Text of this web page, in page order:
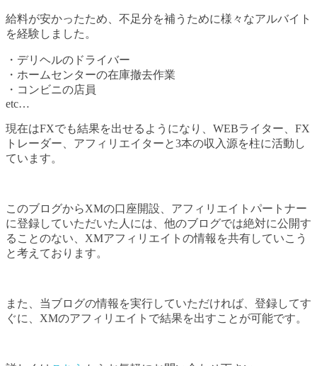
給料が安かったため、不足分を補うために様々なアルバイト
を経験しました。
・デリヘルのドライバー
・ホームセンターの在庫撤去作業
・コンビニの店員
etc…
現在はFXでも結果を出せるようになり、WEBライター、FX
トレーダー、アフィリエイターと3本の収入源を柱に活動し
ています。
このブログからXMの口座開設、アフィリエイトパートナー
に登録していただいた人には、他のブログでは絶対に公開す
ることのない、XMアフィリエイトの情報を共有していこう
と考えております。
また、当ブログの情報を実行していただければ、登録してす
ぐに、XMのアフィリエイトで結果を出すことが可能です。